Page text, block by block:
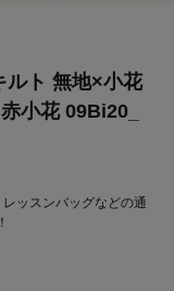
ルト 無地×小花
小花 09Bi20_
ッスンバッグなどの通